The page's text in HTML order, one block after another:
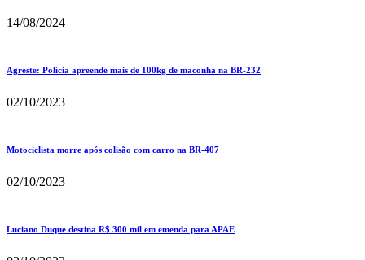
14/08/2024
Agreste: Polícia apreende mais de 100kg de maconha na BR-232
02/10/2023
Motociclista morre após colisão com carro na BR-407
02/10/2023
Luciano Duque destina R$ 300 mil em emenda para APAE